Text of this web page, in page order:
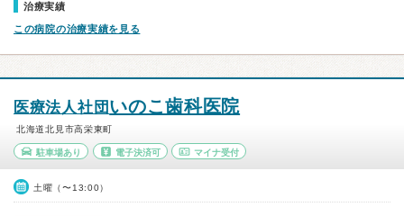
治療実績
この病院の治療実績を見る
医療法人社団 いのこ歯科医院
北海道北見市高栄東町
駐車場あり 電子決済可 マイナ受付
土曜（〜13:00）